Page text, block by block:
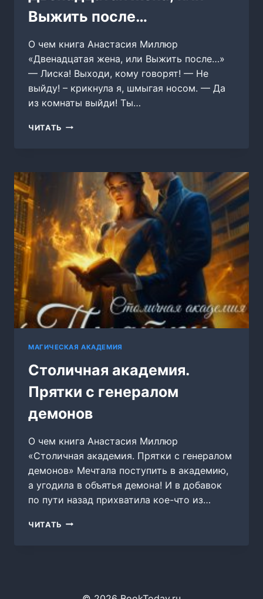
Выжить после…
О чем книга Анастасия Миллюр
«Двенадцатая жена, или Выжить после…»
— Лиска! Выходи, кому говорят! — Не
выйду! – крикнула я, шмыгая носом. — Да
из комнаты выйди! Ты…
ЧИТАТЬ ДВЕНАДЦАТАЯ
ПОСЛЕ…
МАГИЧЕСКАЯ АКАДЕМИЯ
Столичная академия.
Прятки с генералом
демонов
О чем книга Анастасия Миллюр
«Столичная академия. Прятки с генералом
демонов» Мечтала поступить в академию,
а угодила в объятья демона! И в добавок
по пути назад прихватила кое-что из…
ЧИТАТЬ СТОЛИЧНАЯ